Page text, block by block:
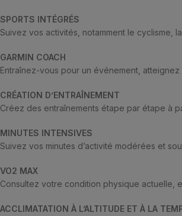
SPORTS INTÉGRÉS
Suivez vos activités, notamment le cyclisme,
GARMIN COACH
Entraînez-vous pour un événement,
CRÉATION D’ENTRAÎNEMENT
Créez des entraînements étape par étape à
MINUTES INTENSIVES
Suivez vos minutes d’activité modérées et
VO2 MAX
Consultez votre condition physique actuelle,
ACCLIMATATION À L’ALTITUDE ET À LA